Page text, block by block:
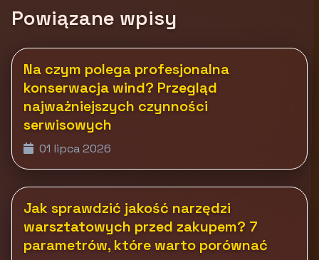
Powiązane wpisy
Na czym polega profesjonalna
konserwacja wind? Przegląd
najważniejszych czynności
serwisowych
01 lipca 2026
Jak sprawdzić jakość narzędzi
warsztatowych przed zakupem? 7
parametrów, które warto porównać